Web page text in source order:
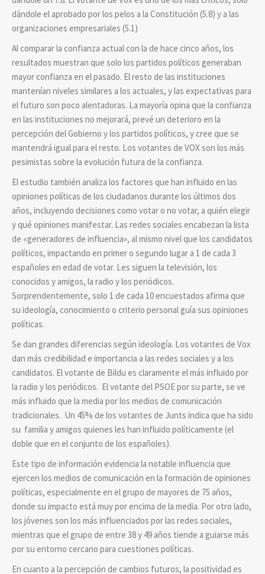
dándole el aprobado por los pelos a la Constitución (5.8) y a las
organizaciones empresariales (5.1)
Al comparar la confianza actual con la de hace cinco años, los
resultados muestran que solo los partidos políticos generaban
mayor confianza en el pasado. El resto de las instituciones
mantenían niveles similares a los actuales, y las expectativas para
el futuro son poco alentadoras. La mayoría opina que la confianza
en las instituciones no mejorará, prevé un deterioro en la
percepción del Gobierno y los partidos políticos, y cree que se
mantendrá igual para el resto. Los votantes de VOX son los más
pesimistas sobre la evolución futura de la confianza.
El estudio también analiza los factores que han influido en las
opiniones políticas de los ciudadanos durante los últimos dos
años, incluyendo decisiones como votar o no votar, a quién elegir
y qué opiniones manifestar. Las redes sociales encabezan la lista
de «generadores de influencia», al mismo nivel que los candidatos
políticos, impactando en primer o segundo lugar a 1 de cada 3
españoles en edad de votar. Les siguen la televisión, los
conocidos y amigos, la radio y los periódicos.
Sorprendentemente, solo 1 de cada 10 encuestados afirma que
su ideología, conocimiento o criterio personal guía sus opiniones
políticas.
Se dan grandes diferencias según ideología. Los votantes de Vox
dan más credibilidad e importancia a las redes sociales y a los
candidatos. El votante de Bildu es claramente el más influido por
la radio y los periódicos. El votante del PSOE por su parte, se ve
más influido que la media por los medios de comunicación
tradicionales. Un 45% de los votantes de Junts indica que ha sido
su familia y amigos quienes les han influido políticamente (el
doble que en el conjunto de los españoles).
Este tipo de información evidencia la notable influencia que
ejercen los medios de comunicación en la formación de opiniones
políticas, especialmente en el grupo de mayores de 75 años,
donde su impacto está muy por encima de la media. Por otro lado,
los jóvenes son los más influenciados por las redes sociales,
mientras que el grupo de entre 38 y 49 años tiende a guiarse más
por su entorno cercano para cuestiones políticas.
En cuanto a la percepción de cambios futuros, la positividad es